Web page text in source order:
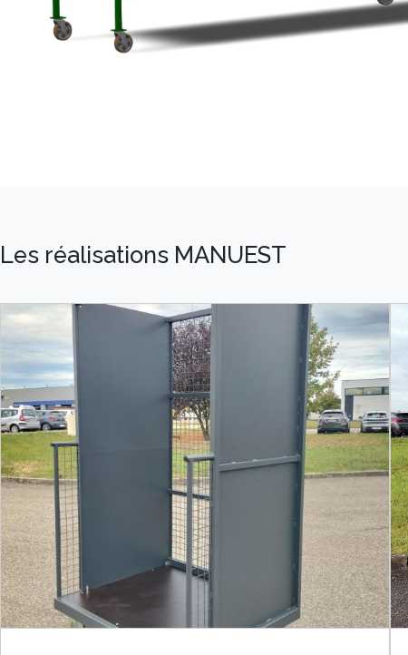
Les réalisations MANUEST